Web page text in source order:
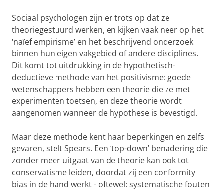
Sociaal psychologen zijn er trots op dat ze
theoriegestuurd werken, en kijken vaak neer op het
‘naïef empirisme’ en het beschrijvend onderzoek
binnen hun eigen vakgebied of andere disciplines.
Dit komt tot uitdrukking in de hypothetisch-
deductieve methode van het positivisme: goede
wetenschappers hebben een theorie die ze met
experimenten toetsen, en deze theorie wordt
aangenomen wanneer de hypothese is bevestigd.
Maar deze methode kent haar beperkingen en zelfs
gevaren, stelt Spears. Een ‘top-down’ benadering die
zonder meer uitgaat van de theorie kan ook tot
conservatisme leiden, doordat zij een conformity
bias in de hand werkt - oftewel: systematische fouten